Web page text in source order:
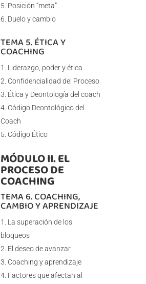
Posición “meta”
Duelo y cambio
TEMA 5. ÉTICA Y
COACHING
Liderazgo, poder y ética
Confidencialidad del Proceso
Ética y Deontología del coach
Código Deontológico del
Coach
Código Ético
MÓDULO II. EL
PROCESO DE
COACHING
TEMA 6. COACHING,
CAMBIO Y APRENDIZAJE
La superación de los
bloqueos
El deseo de avanzar
Coaching y aprendizaje
Factores que afectan al